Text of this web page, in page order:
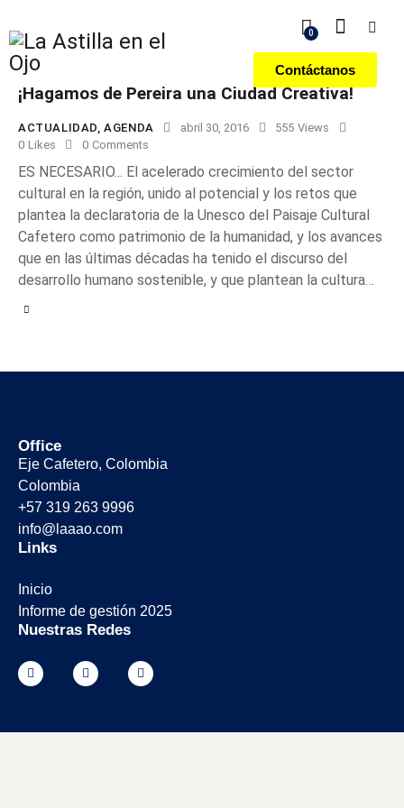
0
Contáctanos
¡Hagamos de Pereira una Ciudad Creativa!
ACTUALIDAD ,AGENDA abril 30, 2016 555 Views
0 Likes 0 Comments
ES NECESARIO... El acelerado crecimiento del sector
cultural en la región, unido al potencial y los retos que
plantea la declaratoria de la Unesco del Paisaje Cultural
Cafetero como patrimonio de la humanidad, y los avances
que en las últimas décadas ha tenido el discurso del
desarrollo humano sostenible, y que plantean la cultura…
Office
Eje Cafetero, Colombia
Colombia
+57 319 263 9996
info@laaao.com
Links
Inicio
Informe de gestión 2025
Nuestras Redes